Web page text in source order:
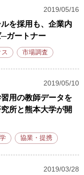
2019/05/16
を採用も、企業内
ガートナー
ス 市場調査
2019/05/10
用の教師データを
所と熊本大学が開
協業・提携
2019/03/28